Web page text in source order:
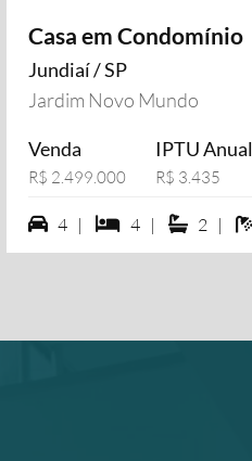
Casa em Condomínio
Jundiaí / SP
Jardim Novo Mundo
Venda
R$ 2.499.000
IPTU Anual
R$ 3.435
4 vagas na garagem
4 | 4 dormiórios
4 | 2 suítes
2 |